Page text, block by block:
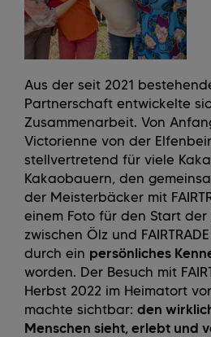
Aus der seit 2021
Partnerschaft entwickelte
Zusammenarbeit. Von
Victorienne von der
stellvertretend für viele
Kakaobauern, den
der Meisterbäcker mit
einem Foto für den Start der
zwischen Ölz und
durch ein persönliches
worden. Der Besuch mit
Herbst 2022 im Heimatort
machte sichtbar: den
Menschen sieht, erlebt und